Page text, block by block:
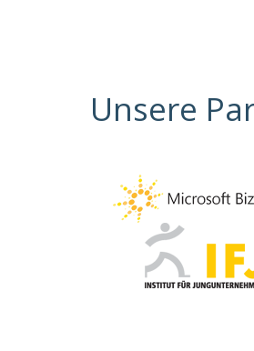
Unsere